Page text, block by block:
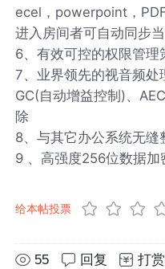
ecel，powerpoint，
进入房间者可自动同步当
6、有效可控的权限管理
7、业界领先的视音频
GC(自动增益控制)、
除
8、与其它办公系统无缝
9 、高强度256位数据加
给本帖投票
55 回复 打赏